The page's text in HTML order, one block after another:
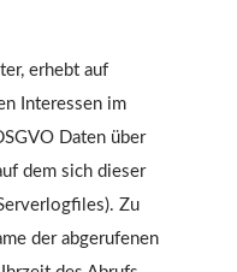
erhebt auf
Interessen im
Daten über
dem sich dieser
Zu
der abgerufenen